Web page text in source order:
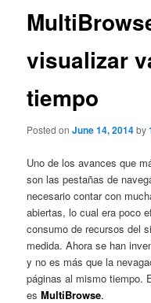
visualizar
tiempo
Posted onJune 14, 2014by
Uno de los avances que
son las pestañas de
necesario contar con
abiertas, lo cual era poco
consumo de recursos del
medida. Ahora se han
y no es más que la
páginas al mismo tiempo.
esMultiBrowse.